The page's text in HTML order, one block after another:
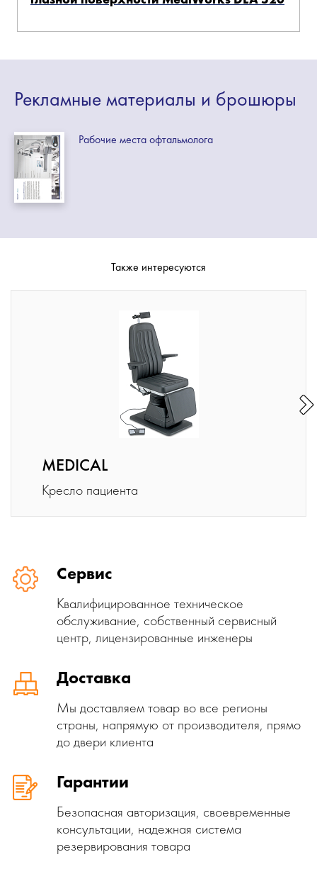
Рекламные материалы и брошюры
Рабочие места офтальмолога
Также интересуются
MEDICAL
Кресло пациента
Сервис
Квалифицированное техническое
обслуживание, собственный сервисный
центр, лицензированные инженеры
Доставка
Мы доставляем товар во все регионы
страны, напрямую от производителя, прямо
до двери клиента
Гарантии
Безопасная авторизация, своевременные
консультации, надежная система
резервирования товара